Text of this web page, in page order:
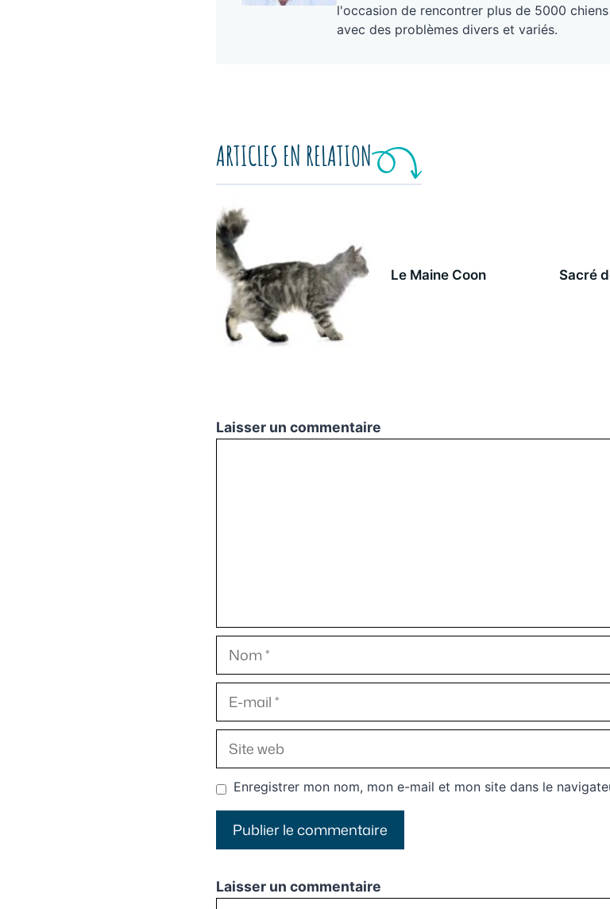
l'occasion de rencontrer plus de 5000
avec des problèmes divers et variés.
ARTICLES EN RELATION
Le Maine Coon Sacré
Laisser un commentaire
Nom
E-
mail
Site
web
Enregistrer mon nom, mon e-mail et mon site dans le
Laisser un commentaire